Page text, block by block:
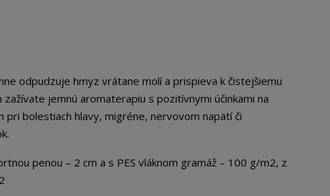
odpudzuje hmyz vrátane molí a prispieva k čistejšiemu
jemnú aromaterapiu s pozitívnymi účinkami na
bolestiach hlavy, migréne, nervovom napätí či
penou – 2 cm a s PES vláknom gramáž – 100 g/m2, z